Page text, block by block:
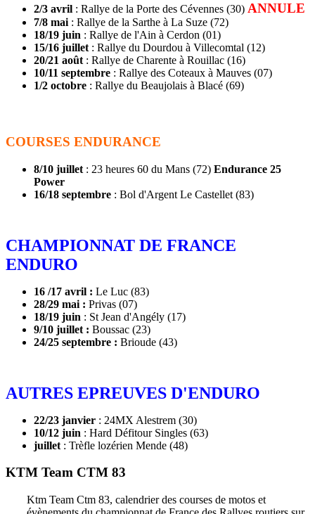
2/3 avril : Rallye de la Porte des Cévennes (30) ANNULE
7/8 mai: Rallye de la Sarthe à La Suze (72)
18/19 juin : Rallye de l'Ain à Cerdon (01)
15/16 juillet: Rallye du Dourdou à Villecomtal (12)
20/21 août: Rallye de Charente à Rouillac (16)
10/11 septembre : Rallye des Coteaux à Mauves (07)
1/2 octobre : Rallye du Beaujolais à Blacé (69)
COURSES ENDURANCE
8/10 juillet : 23 heures 60 du Mans (72) Endurance 25
Power
16/18 septembre : Bol d'Argent Le Castellet (83)
CHAMPIONNAT DE FRANCE
ENDURO
16 /17 avril : Le Luc (83)
28/29 mai : Privas (07)
18/19 juin : St Jean d'Angély (17)
9/10 juillet : Boussac (23)
24/25 septembre : Brioude (43)
AUTRES EPREUVES D'ENDURO
22/23 janvier : 24MX Alestrem (30)
10/12 juin : Hard Défitour Singles (63)
juillet : Trèfle lozérien Mende (48)
KTM Team CTM 83
Ktm Team Ctm 83, calendrier des courses de motos et